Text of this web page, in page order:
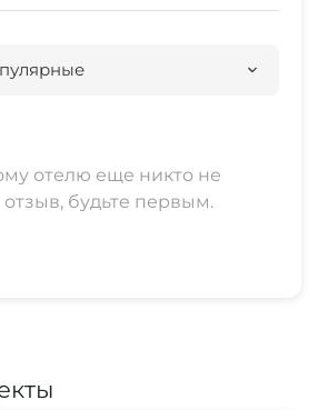
отелю еще никто не
отзыв, будьте первым.